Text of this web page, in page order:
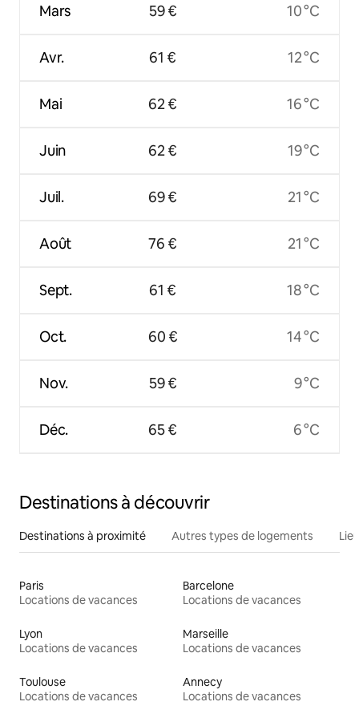
Mars
Avr.
Mai
Juin
Juil.
Août
Sept.
Oct.
Nov.
Déc.
59 €
61 €
62 €
62 €
69 €
76 €
61 €
60 €
59 €
65 €
10 °C
12 °C
16 °C
19 °C
21 °C
21 °C
18 °C
14 °C
9 °C
6 °C
Destinations à découvrir
Destinations à proximité Autres types de logements
Paris
Locations de vacances
Barcelone
Locations de vacances
Lyon
Locations de vacances
Marseille
Locations de vacances
Toulouse
Locations de vacances
Annecy
Locations de vacances